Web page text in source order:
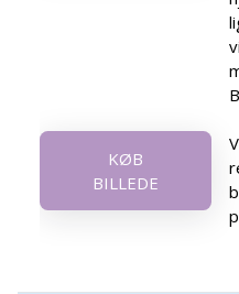
KØB
BILLEDE